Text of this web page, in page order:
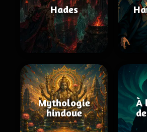
Hades
Mythologie
hindoue
À